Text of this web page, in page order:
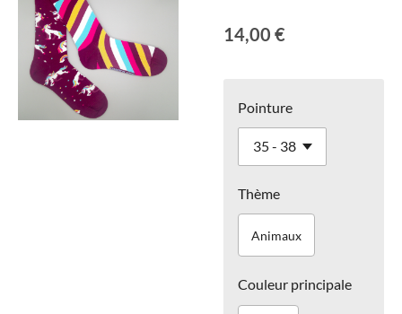
14,00 €
Pointure
Thème
Animaux
Couleur principale